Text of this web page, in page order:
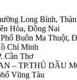
Long Bình,
Hòa, Đồng Nai
Buôn Ma Thuột,
Chí Minh
Cần Thơ
– TP.THỦ DẦU
Vũng Tàu